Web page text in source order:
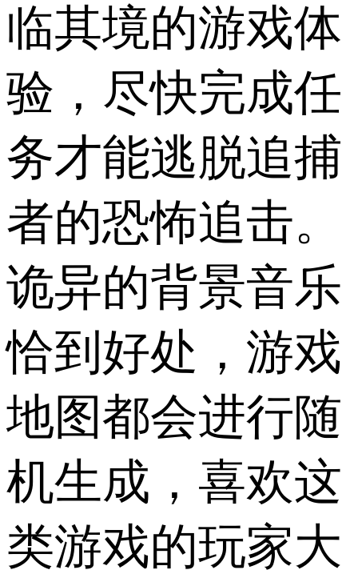
临其境的游戏体
验，尽快完成任
务才能逃脱追捕
者的恐怖追击。
诡异的背景音乐
恰到好处，游戏
地图都会进行随
机生成，喜欢这
类游戏的玩家大